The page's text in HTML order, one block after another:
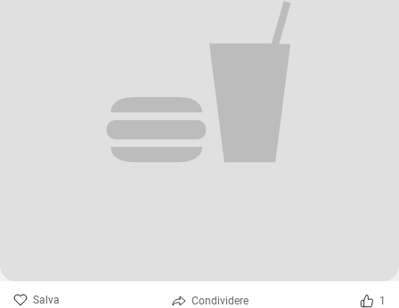
Salva Condividere 1